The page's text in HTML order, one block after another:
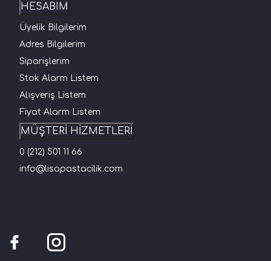
HESABIM
Üyelik Bilgilerim
Adres Bilgilerim
Siparişlerim
Stok Alarm Listem
Alışveriş Listem
Fiyat Alarm Listem
MÜŞTERİ HİZMETLERİ
0 (212) 501 11 66
info@lisapastacilik.com